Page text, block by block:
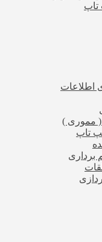
تاپ
اطلاعات
مموری )
تاپ
برداری